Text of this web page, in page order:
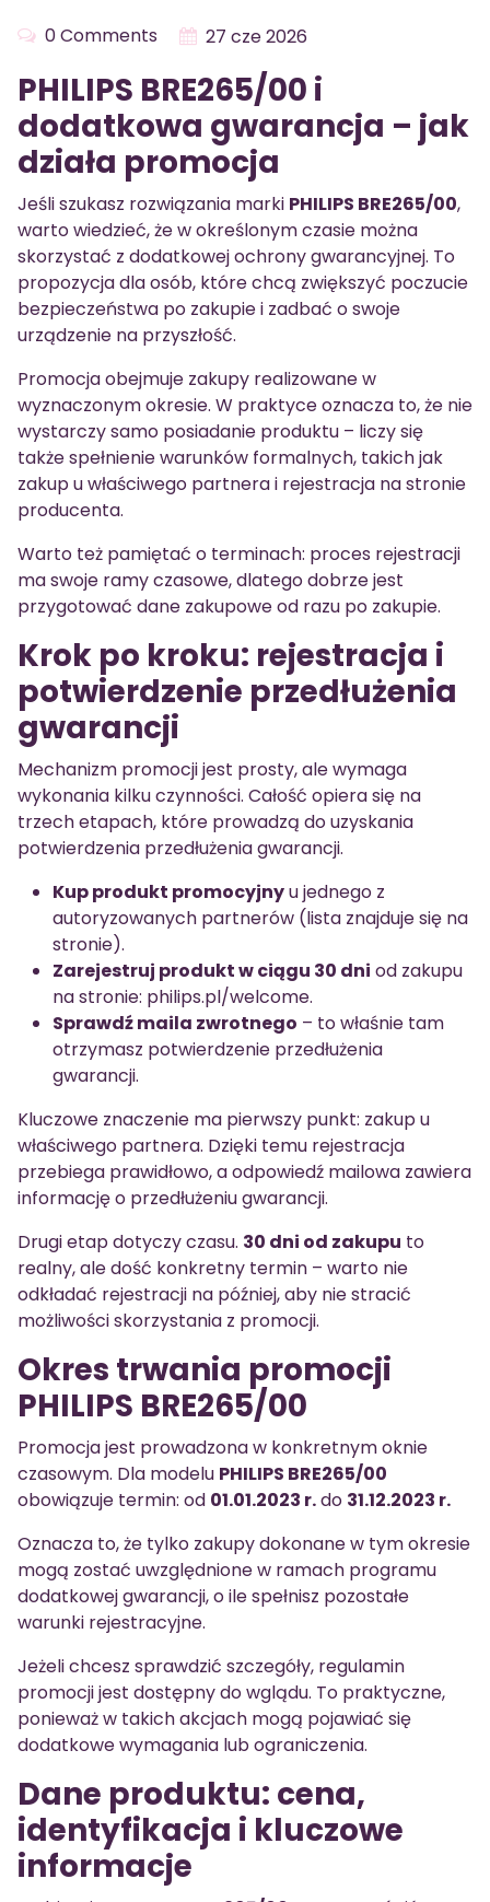
0 Comments 27 cze 2026
PHILIPS BRE265/00 i
dodatkowa gwarancja – jak
działa promocja
Jeśli szukasz rozwiązania marki PHILIPS BRE265/00,
warto wiedzieć, że w określonym czasie można
skorzystać z dodatkowej ochrony gwarancyjnej. To
propozycja dla osób, które chcą zwiększyć poczucie
bezpieczeństwa po zakupie i zadbać o swoje
urządzenie na przyszłość.
Promocja obejmuje zakupy realizowane w
wyznaczonym okresie. W praktyce oznacza to, że nie
wystarczy samo posiadanie produktu – liczy się
także spełnienie warunków formalnych, takich jak
zakup u właściwego partnera i rejestracja na stronie
producenta.
Warto też pamiętać o terminach: proces rejestracji
ma swoje ramy czasowe, dlatego dobrze jest
przygotować dane zakupowe od razu po zakupie.
Krok po kroku: rejestracja i
potwierdzenie przedłużenia
gwarancji
Mechanizm promocji jest prosty, ale wymaga
wykonania kilku czynności. Całość opiera się na
trzech etapach, które prowadzą do uzyskania
potwierdzenia przedłużenia gwarancji.
Kup produkt promocyjnyu jednego z
autoryzowanych partnerów (lista znajduje się na
stronie).
Zarejestruj produkt w ciągu 30 dni od zakupu
na stronie: philips.pl/welcome.
Sprawdź maila zwrotnego – to właśnie tam
otrzymasz potwierdzenie przedłużenia
gwarancji.
Kluczowe znaczenie ma pierwszy punkt: zakup u
właściwego partnera. Dzięki temu rejestracja
przebiega prawidłowo, a odpowiedź mailowa zawiera
informację o przedłużeniu gwarancji.
Drugi etap dotyczy czasu. 30 dni od zakupu to
realny, ale dość konkretny termin – warto nie
odkładać rejestracji na później, aby nie stracić
możliwości skorzystania z promocji.
Okres trwania promocji
PHILIPS BRE265/00
Promocja jest prowadzona w konkretnym oknie
czasowym. Dla modelu PHILIPS BRE265/00
obowiązuje termin: od 01.01.2023 r.do 31.12.2023 r.
Oznacza to, że tylko zakupy dokonane w tym okresie
mogą zostać uwzględnione w ramach programu
dodatkowej gwarancji, o ile spełnisz pozostałe
warunki rejestracyjne.
Jeżeli chcesz sprawdzić szczegóły, regulamin
promocji jest dostępny do wglądu. To praktyczne,
ponieważ w takich akcjach mogą pojawiać się
dodatkowe wymagania lub ograniczenia.
Dane produktu: cena,
identyfikacja i kluczowe
informacje